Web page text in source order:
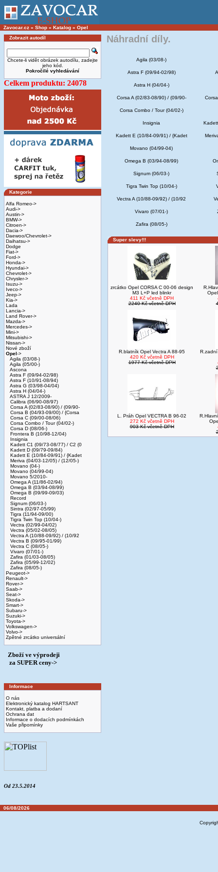
Zavocar.cz » Shop » Katalog » Opel
Zobrazit autodíl
Chcete-li vidět obrázek autodílu, zadejte
jeho kód.
Pokročilé vyhledávání
Celkem produktu: 24078
Kategorie
Alfa Romeo->
Audi->
Austin->
BMW->
Citroen->
Dacia->
Daewoo/Chevrolet->
Daihatsu->
Dodge
Fiat->
Ford->
Honda->
Hyundai->
Chevrolet->
Chrysler->
Isuzu->
Iveco->
Jeep->
Kia->
Lada
Lancia->
Land Rover->
Mazda->
Mercedes->
Mini->
Mitsubishi->
Nissan->
Nové zboží
Opel->
Agila (03/08-)
Agila (05/00-)
Ascona
Astra F (09/94-02/98)
Astra F (10/91-08/94)
Astra G (03/98-04/04)
Astra H (04/04-)
ASTRA J 12/2009-
Calibra (06/90-08/97)
Corsa A (02/83-08/90) / (09/90-
Corsa B (04/93-09/00) / {Corsa
Corsa C (09/00-08/06)
Corsa Combo / Tour (04/02-)
Corsa D (08/06-)
Frontera B (10/98-12/04)
Insignia
Kadett C1 (09/73-08/77) / C2 (0
Kadett D (09/79-09/84)
Kadett E (10/84-09/91) / {Kadet
Meriva (04/03-12/05) / (12/05-)
Movano (04-)
Movano (04/99-04)
Movano 5/2010-
Omega A (11/86-02/94)
Omega B (03/94-08/99)
Omega B (09/99-09/03)
Record
Signum (06/03-)
Sintra (02/97-05/99)
Tigra (11/94-09/00)
Tigra Twin Top (10/04-)
Vectra (02/99-04/02)
Vectra (05/02-08/05)
Vectra A (10/88-09/92) / (10/92
Vectra B (09/95-01/99)
Vectra C (08/05-)
Vivaro (07/01-)
Zafira (01/03-08/05)
Zafira (05/99-12/02)
Zafira (08/05-)
Peugeot->
Renault->
Rover->
Saab->
Seat->
Skoda->
Smart->
Subaru->
Suzuki->
Toyota->
Volkswagen->
Volvo->
Zpětné zrcátko universální
Zboží ve výprodeji
­ za SUPER ceny->
Informace
O nás
Elektronický katalog HARTSANT
Kontakt, platba a dodaní
Ochrana dat
Informace o dodacích podmínkách
Vaše připomínky
Od 23.5.2014
Náhradní díly.
Agila (03/08-)
Astra F (09/94-02/98)
Astra H (04/04-)
Corsa A (02/83-08/90) / (09/90-
Corsa Combo / Tour (04/02-)
Insignia
Kadett E (10/84-09/91) / {Kadet
Movano (04/99-04)
Omega B (03/94-08/99)
Signum (06/03-)
Tigra Twin Top (10/04-)
Vectra A (10/88-09/92) / (10/92
Vivaro (07/01-)
Zafira (08/05-)
Super slevy!!!
zrcátko Opel CORSA C 00-06 design
M3 L+P led blinkr
411 Kč včetně DPH
2240 Kč včetně DPH
R.blatník Opel Vectra A 88-95
420 Kč včetně DPH
1977 Kč včetně DPH
L. Práh Opel VECTRA B 96-02
272 Kč včetně DPH
903 Kč včetně DPH
06/08/2026